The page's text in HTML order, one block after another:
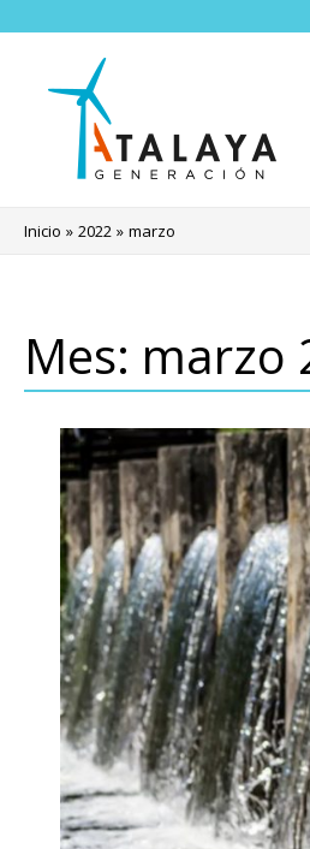
Inicio 2022 marzo
Mes: marzo